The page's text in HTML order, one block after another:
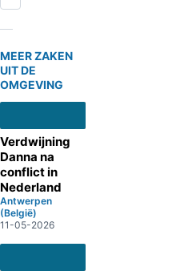
MEER ZAKEN
UIT DE
OMGEVING
Verdwijning
Danna na
conflict in
Nederland
Antwerpen
(België)
11-05-2026